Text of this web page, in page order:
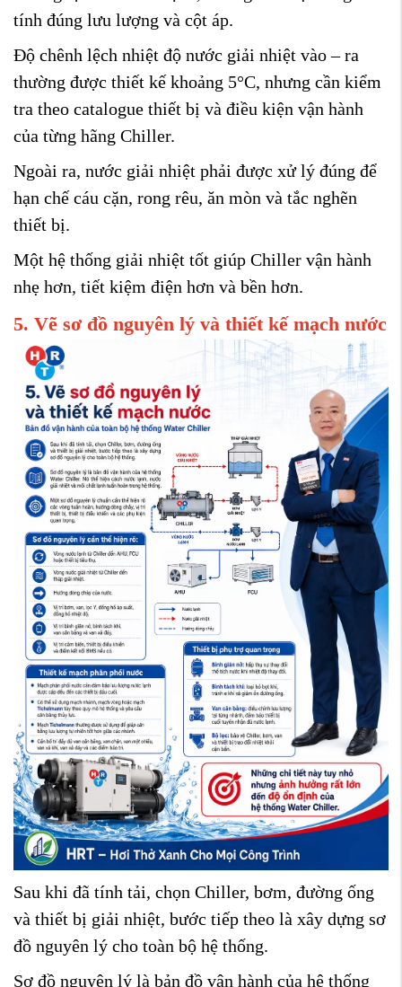
tính đúng lưu lượng và cột áp.
Độ chênh lệch nhiệt độ nước giải nhiệt vào – ra
thường được thiết kế khoảng 5°C, nhưng cần kiểm
tra theo catalogue thiết bị và điều kiện vận hành
của từng hãng Chiller.
Ngoài ra, nước giải nhiệt phải được xử lý đúng để
hạn chế cáu cặn, rong rêu, ăn mòn và tắc nghẽn
thiết bị.
Một hệ thống giải nhiệt tốt giúp Chiller vận hành
nhẹ hơn, tiết kiệm điện hơn và bền hơn.
5. Vẽ sơ đồ nguyên lý và thiết kế mạch nước
Sau khi đã tính tải, chọn Chiller, bơm, đường ống
và thiết bị giải nhiệt, bước tiếp theo là xây dựng sơ
đồ nguyên lý cho toàn bộ hệ thống.
Sơ đồ nguyên lý là bản đồ vận hành của hệ thống